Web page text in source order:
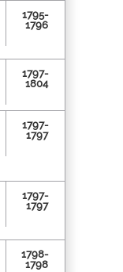
1795-
1796
1797-
1804
1797-
1797
1797-
1797
1798-
1798